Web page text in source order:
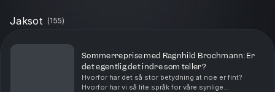
Jaksot (155)
Sommerreprise med Ragnhild Brochmann: Er
det egentlig det indre som teller?
Hvorfor har det så stor betydning at noe er fint?
Hvorfor har vi så lite språk for våre synlige